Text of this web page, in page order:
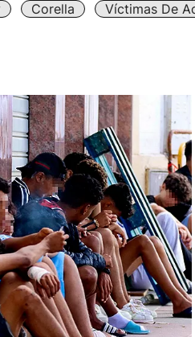
Corella Víctimas De